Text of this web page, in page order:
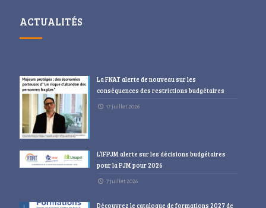
ACTUALITÉS
La FNAT alerte de nouveau sur les
conséquences des restrictions budgétaires
17 juillet 2026
L’IFPJM alerte sur les décisions budgétaires
pour la PJM pour 2026
7 juillet 2026
Découvrez le catalogue de formations 2027 de